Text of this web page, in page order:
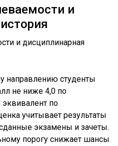
и
направлению студенты
не ниже 4,0 по
эквивалент по
учитывает результаты
экзамены и зачеты.
порогу снижает шансы